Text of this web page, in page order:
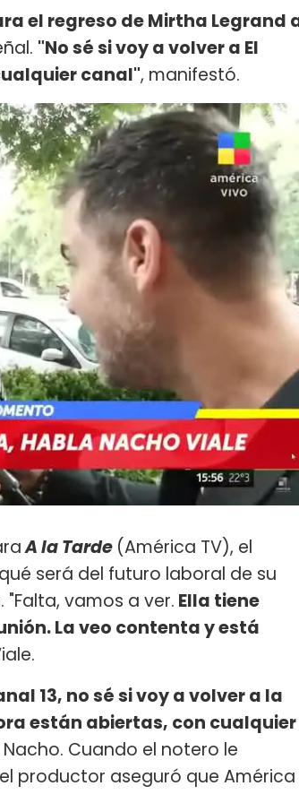
el regreso de Mirtha Legrand
"No sé si voy a volver a El
canal", manifestó.
A la Tarde (América TV), el
será del futuro laboral de su
vamos a ver. Ella tiene
La veo contenta y está
13, no sé si voy a volver a la
están abiertas, con cualquier
Nacho. Cuando el notero le
productor aseguró que América